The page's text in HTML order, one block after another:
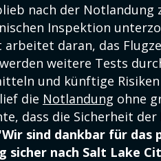
nach der Notlandung
Inspektion
daran, das
weitere Tests
und künftige
die Notlandung ohne
dass die Sicherheit der
sind dankbar für das
sicher nach Salt Lake